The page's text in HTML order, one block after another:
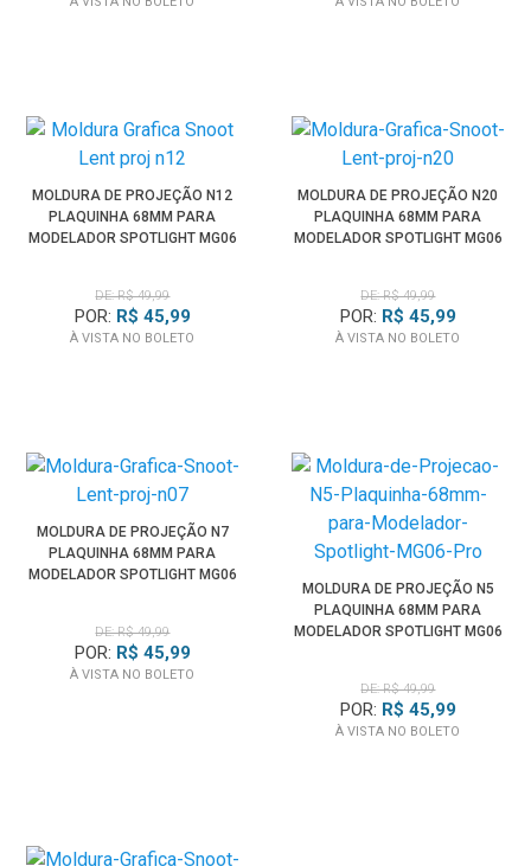
MOLDURA DE PROJEÇÃO N12
PLAQUINHA 68MM PARA
MODELADOR SPOTLIGHT MG06
DE: R$ 49,99
POR: R$ 45,99
À VISTA NO BOLETO
MOLDURA DE PROJEÇÃO N20
PLAQUINHA 68MM PARA
MODELADOR SPOTLIGHT MG06
DE: R$ 49,99
POR: R$ 45,99
À VISTA NO BOLETO
MOLDURA DE PROJEÇÃO N7
PLAQUINHA 68MM PARA
MODELADOR SPOTLIGHT MG06
DE: R$ 49,99
POR: R$ 45,99
À VISTA NO BOLETO
MOLDURA DE PROJEÇÃO N5
PLAQUINHA 68MM PARA
MODELADOR SPOTLIGHT MG06
DE: R$ 49,99
POR: R$ 45,99
À VISTA NO BOLETO